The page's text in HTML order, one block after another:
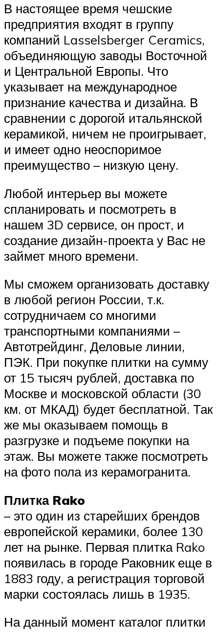
В настоящее время чешские
предприятия входят в группу
компаний Lasselsberger Ceramics,
объединяющую заводы Восточной
и Центральной Европы. Что
указывает на международное
признание качества и дизайна. В
сравнении с дорогой итальянской
керамикой, ничем не проигрывает,
и имеет одно неоспоримое
преимущество – низкую цену.
Любой интерьер вы можете
спланировать и посмотреть в
нашем 3D сервисе, он прост, и
создание дизайн-проекта у Вас не
займет много времени.
Мы сможем организовать доставку
в любой регион России, т.к.
сотрудничаем со многими
транспортными компаниями –
Автотрейдинг, Деловые линии,
ПЭК. При покупке плитки на сумму
от 15 тысяч рублей, доставка по
Москве и московской области (30
км. от МКАД) будет бесплатной. Так
же мы оказываем помощь в
разгрузке и подъеме покупки на
этаж. Вы можете также посмотреть
на фото пола из керамогранита.
Плитка Rako
– это один из старейших брендов
европейской керамики, более 130
лет на рынке. Первая плитка Rako
появилась в городе Раковник еще в
1883 году, а регистрация торговой
марки состоялась лишь в 1935.
На данный момент каталог плитки